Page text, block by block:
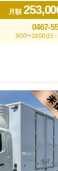
月額
0467-
9:00〜18:00 (日